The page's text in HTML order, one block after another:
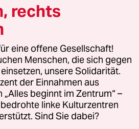
GmbH
Fragen oder für Genehmigungen
Kommune-Richtlinien
Impressum AGB
rechts
eine offene Gesellschaft!
Menschen, die sich gegen
unsere Solidarität.
der Einnahmen aus
beginnt im Zentrum“ –
linke Kulturzentren
Sind Sie dabei?